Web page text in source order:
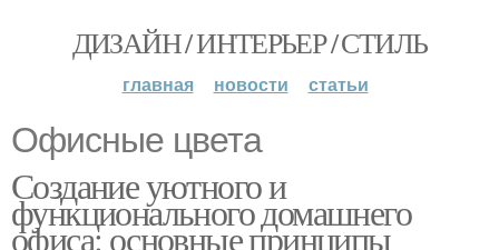
ДИЗАЙН / ИНТЕРЬЕР / СТИЛЬ
главная новости статьи
Офисные цвета
Создание уютного и
функционального домашнего
офиса: основные принципы